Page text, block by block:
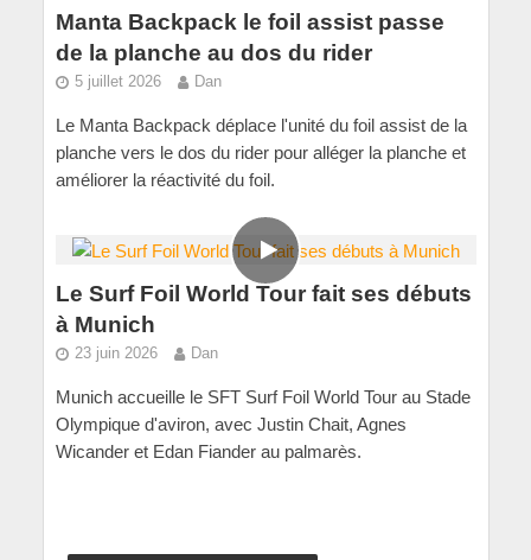
Manta Backpack le foil assist passe
de la planche au dos du rider
5 juillet 2026 Dan
Le Manta Backpack déplace l'unité du foil assist de la
planche vers le dos du rider pour alléger la planche et
améliorer la réactivité du foil.
Le Surf Foil World Tour fait ses débuts
à Munich
23 juin 2026 Dan
Munich accueille le SFT Surf Foil World Tour au Stade
Olympique d'aviron, avec Justin Chait, Agnes
Wicander et Edan Fiander au palmarès.